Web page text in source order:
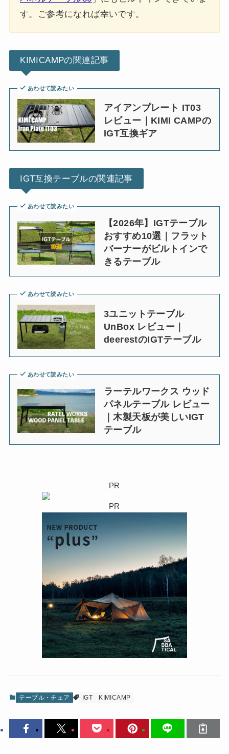
す。ご参考になれば幸いです。
KIMICAMPの関連記事
あわせて読みたい
アイアンプレート IT03
レビュー｜KIMI CAMPの
IGT互換ギア
IGT互換テーブルの関連記事
あわせて読みたい
【2026年】IGTテーブル
おすすめ10選｜フラット
バーナーがビルトインで
きるテーブル
あわせて読みたい
3ユニットテーブル
UnBox レビュー｜
deerestのIGTテーブル
あわせて読みたい
ラーテルワークス ウッド
パネルテーブル レビュー
｜木製天板が美しいIGT
テーブル
PR
PR
テーブル・チェア IGT KIMICAMP